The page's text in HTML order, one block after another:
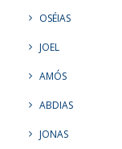
OSÉIAS
JOEL
AMÓS
ABDIAS
JONAS